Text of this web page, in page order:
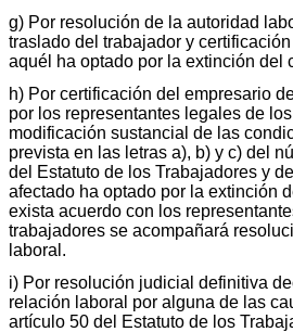
g) Por resolución de la autoridad
traslado del trabajador y
aquél ha optado por la extinción del
h) Por certificación del empresario
por los representantes legales de
modificación sustancial de las
prevista en las letras a), b) y c) del
del Estatuto de los Trabajadores y
afectado ha optado por la extinción
exista acuerdo con los
trabajadores se acompañará
laboral.
i) Por resolución judicial definitiva
relación laboral por alguna de las
artículo 50 del Estatuto de los